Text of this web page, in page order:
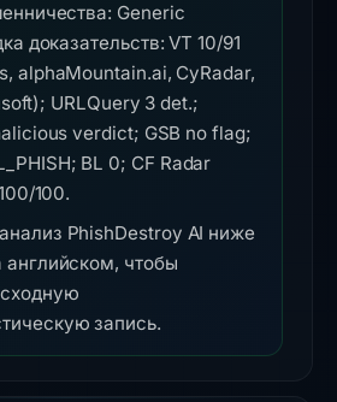
Generic
доказательств: VT 10/91
alphaMountain.ai, CyRadar,
URLQuery 3 det.;
verdict; GSB no flag;
BL 0; CF Radar
100.
PhishDestroy AI ниже
английском, чтобы
запись.